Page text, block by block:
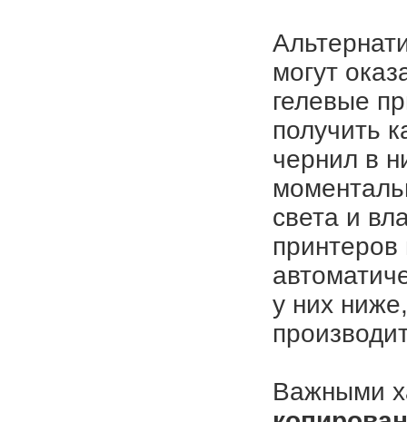
могут
гелевые
получить
чернил в
света и
у них
Важными